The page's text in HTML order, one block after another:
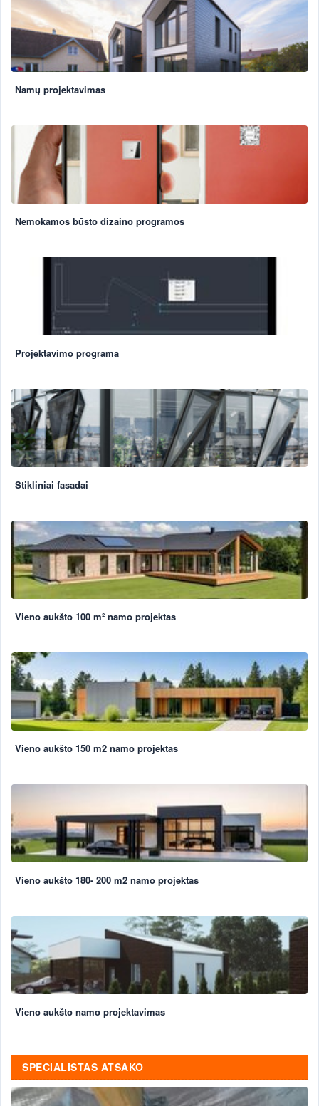
Namų projektavimas
Nemokamos būsto dizaino programos
Projektavimo programa
Stikliniai fasadai
Vieno aukšto 100 m² namo projektas
Vieno aukšto 150 m2 namo projektas
Vieno aukšto 180- 200 m2 namo projektas
Vieno aukšto namo projektavimas
SPECIALISTAS ATSAKO